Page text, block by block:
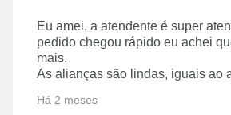
Eu amei, a atendente é super
pedido chegou rápido eu achei
mais.
As alianças são lindas, iguais ao
Há 2 meses